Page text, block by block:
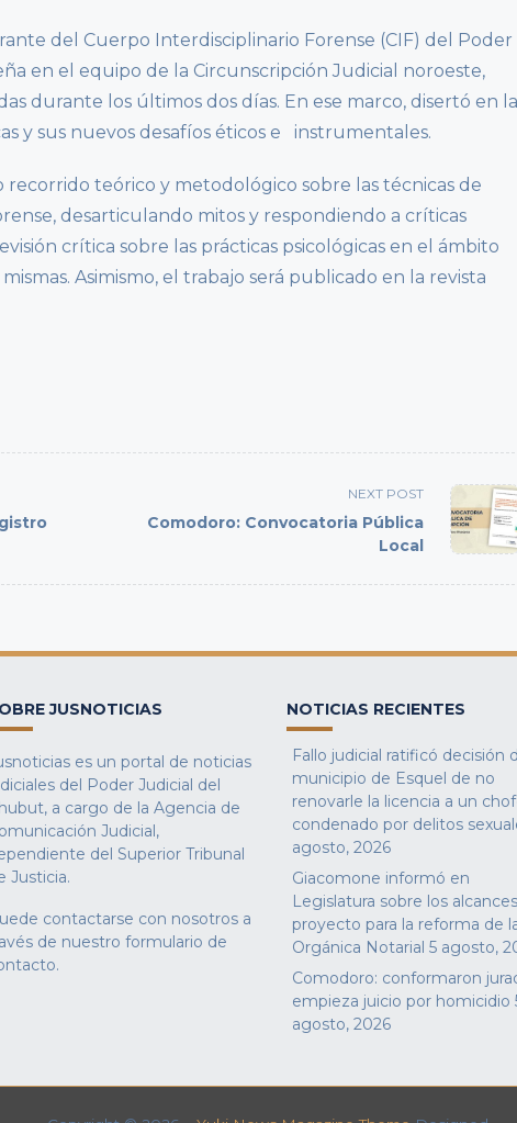
del Cuerpo Interdisciplinario Forense (CIF) del Poder
en el equipo de la Circunscripción Judicial noroeste,
durante los últimos dos días. En ese marco, disertó en la
y sus nuevos desafíos éticos e instrumentales.
teórico y metodológico sobre las técnicas de
desarticulando mitos y respondiendo a críticas
crítica sobre las prácticas psicológicas en el ámbito
Asimismo, el trabajo será publicado en la revista
NEXT POST
Comodoro: Convocatoria Pública
Local
JUSNOTICIAS
es un portal de noticias
del Poder Judicial del
a cargo de la Agencia de
Judicial,
del Superior Tribunal
Justicia.
contactarse con nosotros a
de nuestro formulario de
.
NOTICIAS RECIENTES
Fallo judicial ratificó decisión
municipio de Esquel de no
renovarle la licencia a un
condenado por delitos
agosto, 2026
Giacomone informó en
Legislatura sobre los
proyecto para la reforma de
Orgánica Notarial 5 agosto,
Comodoro: conformaron
empieza juicio por homicidio
agosto, 2026